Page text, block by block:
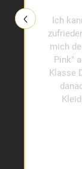
Ich
mich
Pink"
Klasse